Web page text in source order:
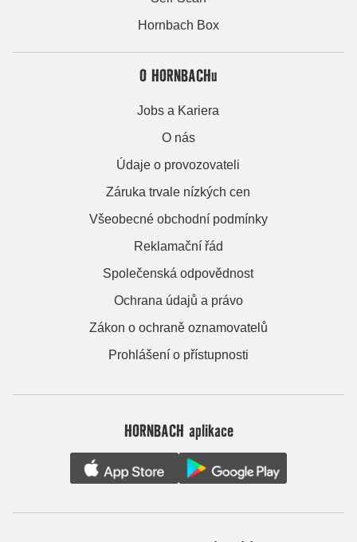
Hornbach Box
O HORNBACHu
Jobs a Kariera
O nás
Údaje o provozovateli
Záruka trvale nízkých cen
Všeobecné obchodní podmínky
Reklamační řád
Společenská odpovědnost
Ochrana údajů a právo
Zákon o ochraně oznamovatelů
Prohlášení o přístupnosti
HORNBACH aplikace